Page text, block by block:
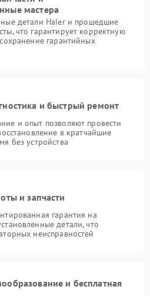
мастера
детали Haier и прошедшие
что гарантирует корректную
гарантийных
и быстрый ремонт
и опыт позволяют провести
в кратчайшие
без устройства
и запчасти
гарантия на
детали, что
неисправностей
и бесплатная